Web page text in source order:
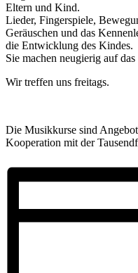
Eltern und Kind.
Lieder, Fingerspiele,
Geräuschen und das
die Entwicklung des Kindes.
Sie machen neugierig auf
Wir treffen uns freitags.
Die Musikkurse sind
Kooperation mit der